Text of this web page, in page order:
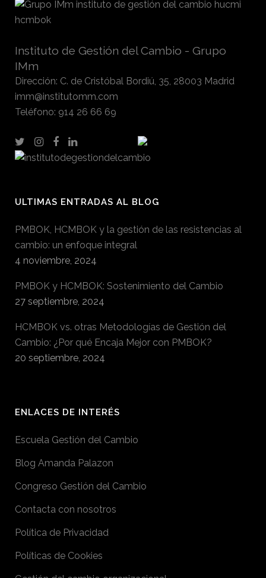
Instituto de Gestión del Cambio - Grupo
IMm
Dirección: C. de Cristóbal Bordiú, 35, 28003 Madrid
imm@institutomm.com
Teléfono: 914 26 66 69
ULTIMAS ENTRADAS AL BLOG
PMBOK, HCMBOK y la gestión de las resistencias al
cambio: un enfoque integral
4 noviembre, 2024
PMBOK y HCMBOK: Sostenimiento del Cambio
27 septiembre, 2024
HCMBOK vs. otras Metodologías de Gestión del
Cambio: ¿Por qué Encaja Mejor con PMBOK?
20 septiembre, 2024
ENLACES DE INTERÉS
Escuela Gestión del Cambio
Blog Amanda Palazon
Congreso Gestión del Cambio
Contacta con nosotros
Política de Privacidad
Políticas de Cookies